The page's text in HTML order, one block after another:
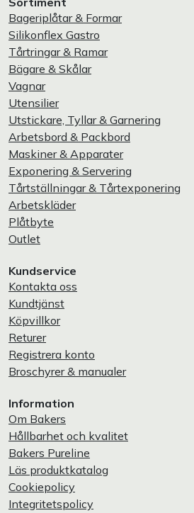
Bageriplåtar & Formar
Silikonflex Gastro
Tårtringar & Ramar
Bägare & Skålar
Vagnar
Utensilier
Utstickare, Tyllar & Garnering
Arbetsbord & Packbord
Maskiner & Apparater
Exponering & Servering
Tårtställningar & Tårtexponering
Arbetskläder
Plåtbyte
Outlet
Kundservice
Kontakta oss
Kundtjänst
Köpvillkor
Returer
Registrera konto
Broschyrer & manualer
Information
Om Bakers
Hållbarhet och kvalitet
Bakers Pureline
Läs produktkatalog
Cookiepolicy
Integritetspolicy